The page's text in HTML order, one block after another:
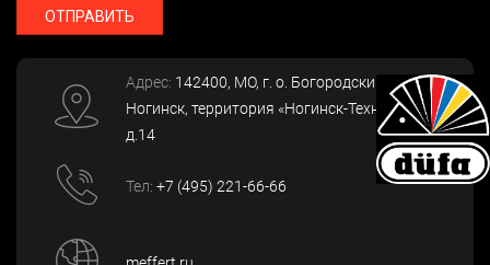
ОТПРАВИТЬ
Адрес: 142400, МО, г. о. Богородский, г.
Ногинск, территория «Ногинск-Технопарк»,
д.14
Тел: +7 (495) 221-66-66